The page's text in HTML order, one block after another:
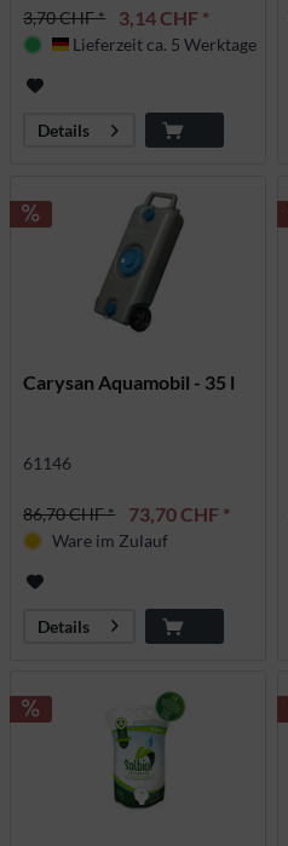
3,70 CHF * 3,14 CHF *
Deutschland
Lieferzeit ca. 5 Werktage
Details
Carysan Aquamobil - 35 l
61146
86,70 CHF * 73,70 CHF *
Ware im Zulauf
Details